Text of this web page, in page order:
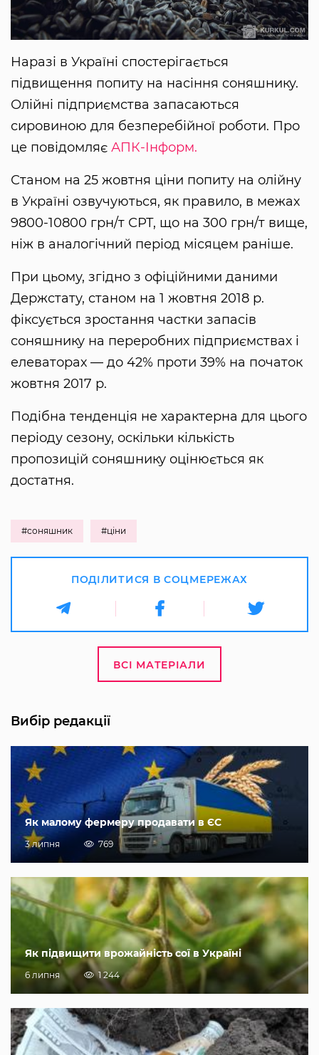
Наразі в Україні спостерігається
підвищення попиту на насіння соняшнику.
Олійні підприємства запасаються
сировиною для безперебійної роботи. Про
це повідомляє АПК-Інформ.
Станом на 25 жовтня ціни попиту на олійну
в Україні озвучуються, як правило, в межах
9800-10800 грн/т СРТ, що на 300 грн/т вище,
ніж в аналогічний період місяцем раніше.
При цьому, згідно з офіційними даними
Держстату, станом на 1 жовтня 2018 р.
фіксується зростання частки запасів
соняшнику на переробних підприємствах і
елеваторах — до 42% проти 39% на початок
жовтня 2017 р.
Подібна тенденція не характерна для цього
періоду сезону, оскільки кількість
пропозицій соняшнику оцінюється як
достатня.
#соняшник #ціни
ПОДІЛИТИСЯ В СОЦМЕРЕЖАХ
ВСІ МАТЕРІАЛИ
Вибір редакції
Як малому фермеру продавати в ЄС
3 липня 769
Як підвищити врожайність сої в Україні
6 липня 1 244